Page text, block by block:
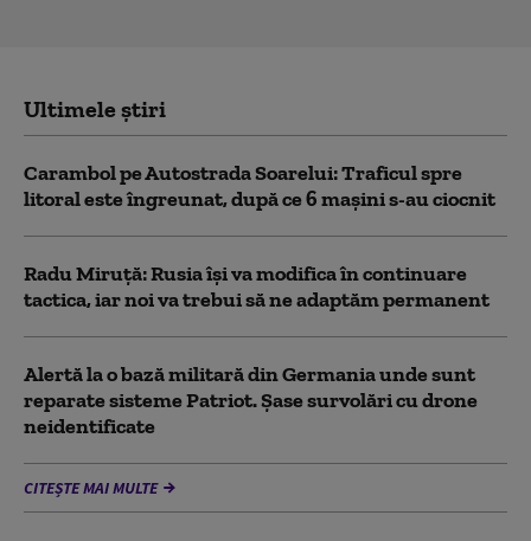
Ultimele știri
Carambol pe Autostrada Soarelui: Traficul spre
litoral este îngreunat, după ce 6 mașini s-au ciocnit
Radu Miruță: Rusia își va modifica în continuare
tactica, iar noi va trebui să ne adaptăm permanent
Alertă la o bază militară din Germania unde sunt
reparate sisteme Patriot. Șase survolări cu drone
neidentificate
CITEȘTE MAI MULTE